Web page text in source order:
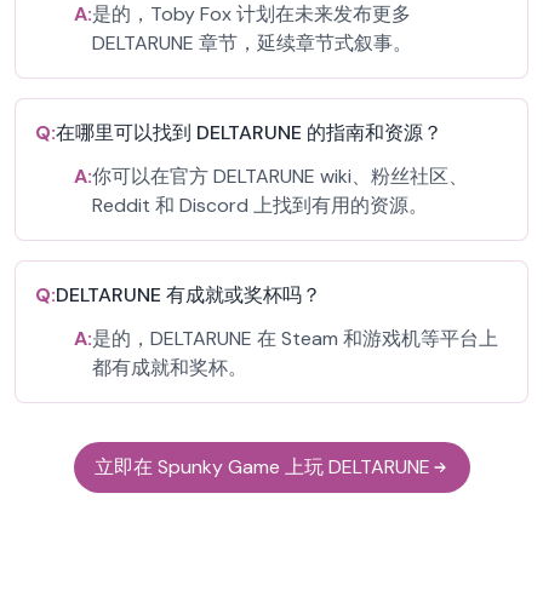
A:是的，Toby Fox 计划在未来发布更多
DELTARUNE 章节，延续章节式叙事。
Q:在哪里可以找到 DELTARUNE 的指南和资源？
A:你可以在官方 DELTARUNE wiki、粉丝社区、
Reddit 和 Discord 上找到有用的资源。
Q:DELTARUNE 有成就或奖杯吗？
A:是的，DELTARUNE 在 Steam 和游戏机等平台上
都有成就和奖杯。
立即在 Spunky Game 上玩 DELTARUNE